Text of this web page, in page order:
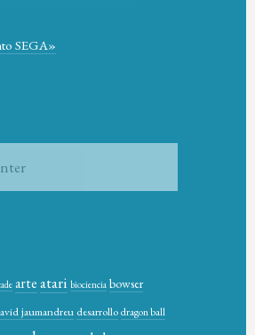
SEGA»
arteatari biociencia bowser
jaumandreu desarrollodragon ball